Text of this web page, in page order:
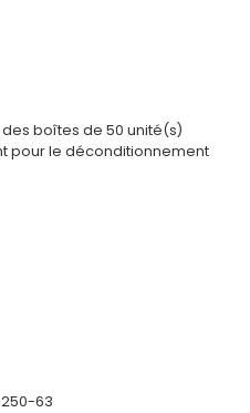
boîtes de 50 unité(s)
pour le déconditionnement
63